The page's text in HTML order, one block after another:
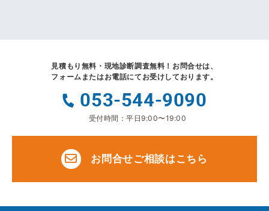
見積もり無料・現地診断調査無料！ お問合せは、
フォームまたはお電話にてお受けしております。
053-544-9090
受付時間：平日9:00〜19:00
お問合せご相談はこちら